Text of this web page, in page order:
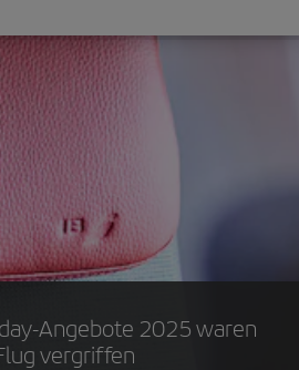
Angebote 2025 waren
vergriffen